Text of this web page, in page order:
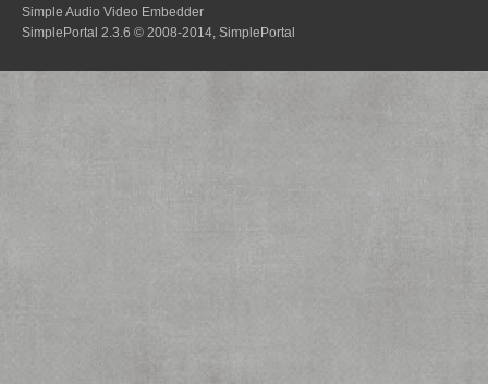
Simple Audio Video Embedder
SimplePortal 2.3.6 © 2008-2014, SimplePortal